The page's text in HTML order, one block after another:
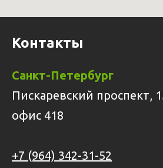
Контакты
Санкт-Петербург
Пискаревский проспект,
офис 418
+7 (964) 342-31-52